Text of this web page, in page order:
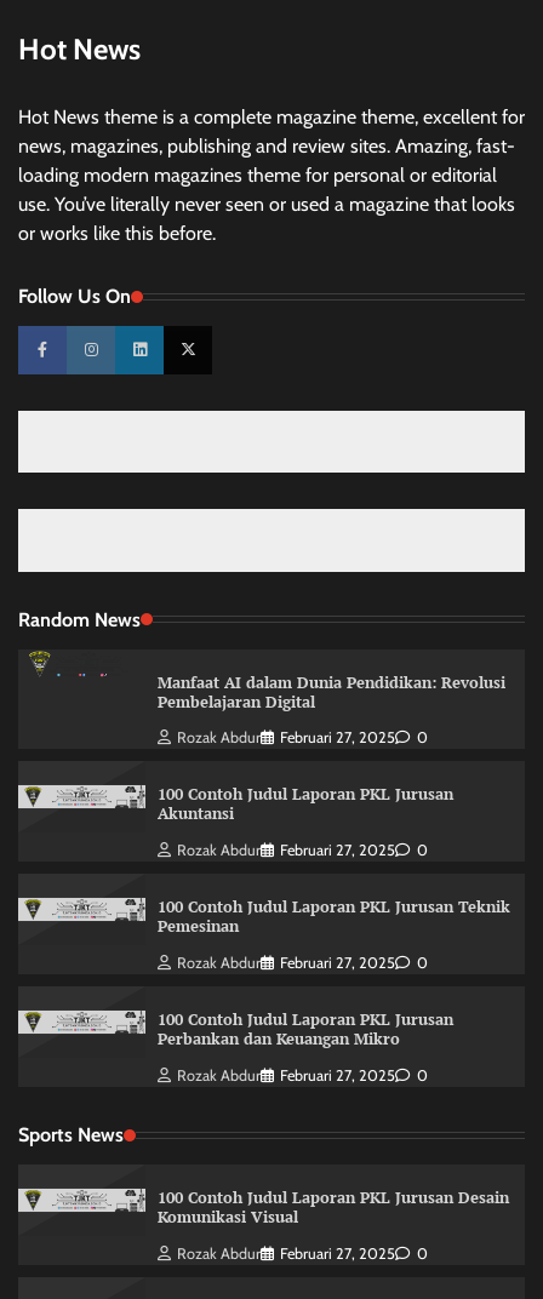
Hot News
Hot News theme is a complete magazine theme, excellent for
news, magazines, publishing and review sites. Amazing, fast-
loading modern magazines theme for personal or editorial
use. You’ve literally never seen or used a magazine that looks
or works like this before.
Follow Us On
Random News
Manfaat AI dalam Dunia Pendidikan: Revolusi
Pembelajaran Digital
Rozak Abdur Februari 27, 2025 0
100 Contoh Judul Laporan PKL Jurusan
Akuntansi
Rozak Abdur Februari 27, 2025 0
100 Contoh Judul Laporan PKL Jurusan Teknik
Pemesinan
Rozak Abdur Februari 27, 2025 0
100 Contoh Judul Laporan PKL Jurusan
Perbankan dan Keuangan Mikro
Rozak Abdur Februari 27, 2025 0
Sports News
100 Contoh Judul Laporan PKL Jurusan Desain
Komunikasi Visual
Rozak Abdur Februari 27, 2025 0